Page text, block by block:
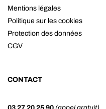
Mentions légales
Politique sur les cookies
Protection des données
CGV
CONTACT